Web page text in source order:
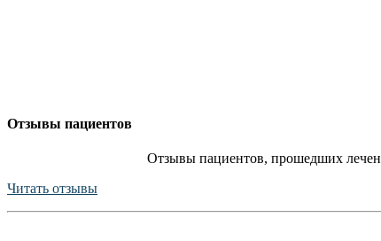
Отзывы пациентов
Отзывы пациентов, прошедших
Читать отзывы